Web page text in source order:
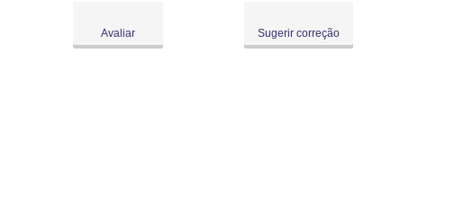
Avaliar Sugerir correção